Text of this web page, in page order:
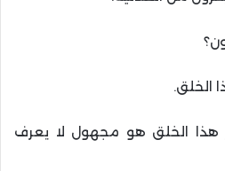
الخلق.
هذا الخلق هو مجهول لا يعرف